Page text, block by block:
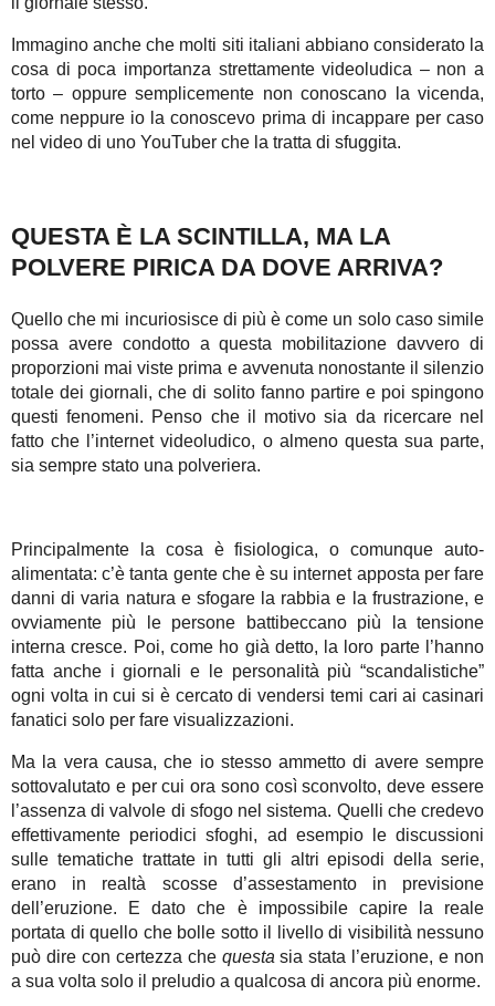
Immagino anche che molti siti italiani abbiano considerato la
cosa di poca importanza strettamente videoludica – non a
torto – oppure semplicemente non conoscano la vicenda,
come neppure io la conoscevo prima di incappare per caso
nel video di uno YouTuber che la tratta di sfuggita.
QUESTA È LA SCINTILLA, MA LA
POLVERE PIRICA DA DOVE ARRIVA?
Quello che mi incuriosisce di più è come un solo caso simile
possa avere condotto a questa mobilitazione davvero di
proporzioni mai viste prima e avvenuta nonostante il silenzio
totale dei giornali, che di solito fanno partire e poi spingono
questi fenomeni. Penso che il motivo sia da ricercare nel
fatto che l’internet videoludico, o almeno questa sua parte,
sia sempre stato una polveriera.
Principalmente la cosa è fisiologica, o comunque auto-
alimentata: c’è tanta gente che è su internet apposta per fare
danni di varia natura e sfogare la rabbia e la frustrazione, e
ovviamente più le persone battibeccano più la tensione
interna cresce. Poi, come ho già detto, la loro parte l’hanno
fatta anche i giornali e le personalità più “scandalistiche”
ogni volta in cui si è cercato di vendersi temi cari ai casinari
fanatici solo per fare visualizzazioni.
Ma la vera causa, che io stesso ammetto di avere sempre
sottovalutato e per cui ora sono così sconvolto, deve essere
l’assenza di valvole di sfogo nel sistema. Quelli che credevo
effettivamente periodici sfoghi, ad esempio le discussioni
sulle tematiche trattate in tutti gli altri episodi della serie,
erano in realtà scosse d’assestamento in previsione
dell’eruzione. E dato che è impossibile capire la reale
portata di quello che bolle sotto il livello di visibilità nessuno
può dire con certezza che questasia stata l’eruzione, e non
a sua volta solo il preludio a qualcosa di ancora più enorme.